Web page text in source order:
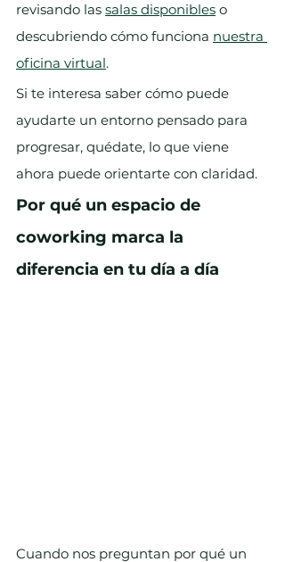
revisando las salas disponibles o
descubriendo cómo funciona nuestra
oficina virtual.
Si te interesa saber cómo puede
ayudarte un entorno pensado para
progresar, quédate, lo que viene
ahora puede orientarte con claridad.
Por qué un espacio de
coworking marca la
diferencia en tu día a día
Cuando nos preguntan por qué un